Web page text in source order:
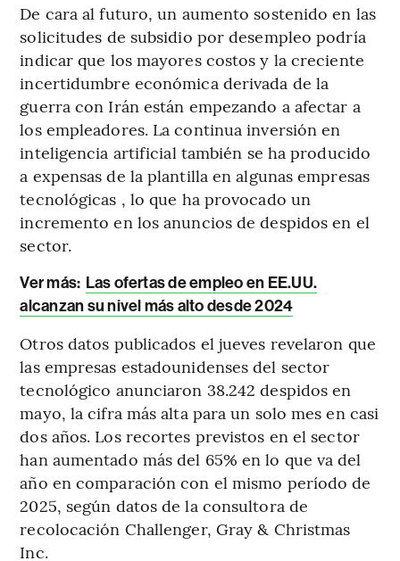
De cara al futuro, un aumento sostenido en las
solicitudes de subsidio por desempleo podría
indicar que los mayores costos y la creciente
incertidumbre económica derivada de la
guerra con Irán están empezando a afectar a
los empleadores. La continua inversión en
inteligencia artificial también se ha producido
a expensas de la plantilla en algunas empresas
tecnológicas , lo que ha provocado un
incremento en los anuncios de despidos en el
sector.
Ver más: Las ofertas de empleo en EE.UU.
alcanzan su nivel más alto desde 2024
Otros datos publicados el jueves revelaron que
las empresas estadounidenses del sector
tecnológico anunciaron 38.242 despidos en
mayo, la cifra más alta para un solo mes en casi
dos años. Los recortes previstos en el sector
han aumentado más del 65% en lo que va del
año en comparación con el mismo período de
2025, según datos de la consultora de
recolocación Challenger, Gray & Christmas
Inc.